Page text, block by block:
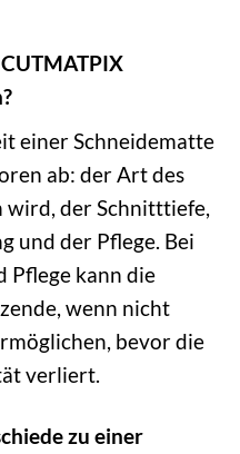
einer Schneidematte
ab: der Art des
wird, der Schnitttiefe,
und der Pflege. Bei
Pflege kann die
wenn nicht
bevor die
verliert.
zu einer